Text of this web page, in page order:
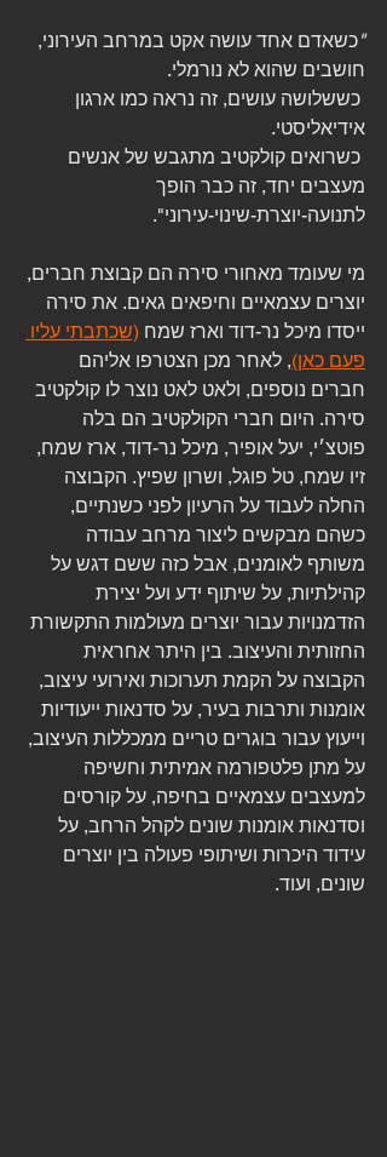
"כשאדם אחד עושה אקט במרחב העירוני,
חושבים שהוא לא נורמלי.
כששלושה עושים, זה נראה כמו ארגון
אידיאליסטי.
כשרואים קולקטיב מתגבש של אנשים
מעצבים יחד, זה כבר הופך
לתנועה-יוצרת-שינוי-עירוני".
מי שעומד מאחורי סירה הם קבוצת חברים,
יוצרים עצמאיים וחיפאים גאים. את סירה
ייסדו מיכל נר-דוד וארז שמח (שכתבתי עליו
פעם כאן), לאחר מכן הצטרפו אליהם
חברים נוספים, ולאט לאט נוצר לו קולקטיב
סירה. היום חברי הקולקטיב הם בלה
פוטצ׳י, יעל אופיר, מיכל נר-דוד, ארז שמח,
זיו שמח, טל פוגל, ושרון שפיץ. הקבוצה
החלה לעבוד על הרעיון לפני כשנתיים,
כשהם מבקשים ליצור מרחב עבודה
משותף לאומנים, אבל כזה ששם דגש על
קהילתיות, על שיתוף ידע ועל יצירת
הזדמנויות עבור יוצרים מעולמות התקשורת
החזותית והעיצוב. בין היתר אחראית
הקבוצה על הקמת תערוכות ואירועי עיצוב,
אומנות ותרבות בעיר, על סדנאות ייעודיות
וייעוץ עבור בוגרים טריים ממכללות העיצוב,
על מתן פלטפורמה אמיתית וחשיפה
למעצבים עצמאיים בחיפה, על קורסים
וסדנאות אומנות שונים לקהל הרחב, על
עידוד היכרות ושיתופי פעולה בין יוצרים
שונים, ועוד.